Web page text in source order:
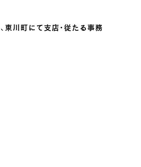
川町にて支店・従たる事務